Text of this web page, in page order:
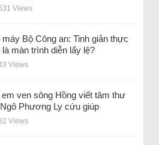
Views
Bộ Công an: Tinh giản thực
màn trình diễn lấy lệ?
Views
em ven sông Hồng viết tâm thư
Phương Ly cứu giúp
Views